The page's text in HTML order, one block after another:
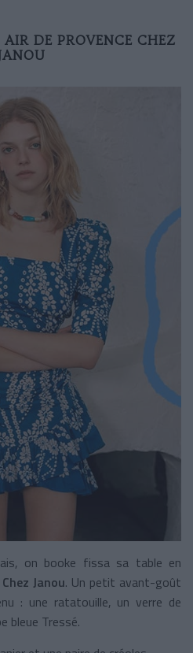
AIR DE PROVENCE CHEZ
on booke fissa sa table en
Chez Janou. Un petit avant-goût
: une ratatouille, un verre de
bleue Tressé.